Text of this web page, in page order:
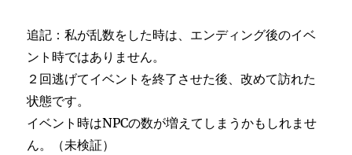
追記：私が乱数をした時は、エンディング後のイベ
ント時ではありません。
２回逃げてイベントを終了させた後、改めて訪れた
状態です。
イベント時はNPCの数が増えてしまうかもしれませ
ん。（未検証）